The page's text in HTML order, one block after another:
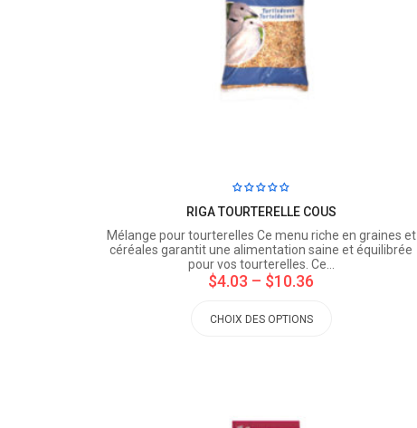
RIGA TOURTERELLE COUS
Mélange pour tourterelles Ce menu riche en graines et
céréales garantit une alimentation saine et équilibrée
pour vos tourterelles. Ce…
$4.03 – $10.36
CHOIX DES OPTIONS